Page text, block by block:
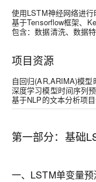
使用LSTM神经网络进
基于Tensorflow框架、
包含：数据清洗、数据
项目资源
自回归(AR,ARIMA)模
深度学习模型时间序列
基于NLP的文本分析项
第一部分：基础
一、LSTM单变量预